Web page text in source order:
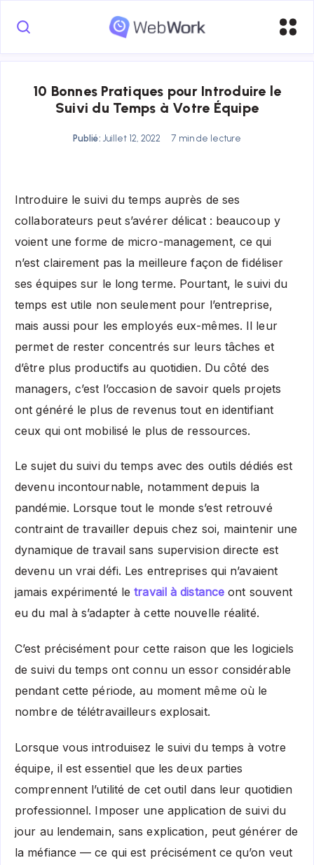
10 Bonnes Pratiques pour Introduire le
Suivi du Temps à Votre Équipe
Publié: Juillet 12, 2022 7 min de lecture
Introduire le suivi du temps auprès de ses
collaborateurs peut s’avérer délicat : beaucoup y
voient une forme de micro-management, ce qui
n’est clairement pas la meilleure façon de fidéliser
ses équipes sur le long terme. Pourtant, le suivi du
temps est utile non seulement pour l’entreprise,
mais aussi pour les employés eux-mêmes. Il leur
permet de rester concentrés sur leurs tâches et
d’être plus productifs au quotidien. Du côté des
managers, c’est l’occasion de savoir quels projets
ont généré le plus de revenus tout en identifiant
ceux qui ont mobilisé le plus de ressources.
Le sujet du suivi du temps avec des outils dédiés est
devenu incontournable, notamment depuis la
pandémie. Lorsque tout le monde s’est retrouvé
contraint de travailler depuis chez soi, maintenir une
dynamique de travail sans supervision directe est
devenu un vrai défi. Les entreprises qui n’avaient
jamais expérimenté letravail à distance ont souvent
eu du mal à s’adapter à cette nouvelle réalité.
C’est précisément pour cette raison que les logiciels
de suivi du temps ont connu un essor considérable
pendant cette période, au moment même où le
nombre de télétravailleurs explosait.
Lorsque vous introduisez le suivi du temps à votre
équipe, il est essentiel que les deux parties
comprennent l’utilité de cet outil dans leur quotidien
professionnel. Imposer une application de suivi du
jour au lendemain, sans explication, peut générer de
la méfiance — ce qui est précisément ce qu’on veut